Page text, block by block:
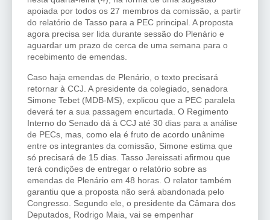
apoiada por todos os 27 membros da comissão, a partir
do relatório de Tasso para a PEC principal. A proposta
agora precisa ser lida durante sessão do Plenário e
aguardar um prazo de cerca de uma semana para o
recebimento de emendas.
Caso haja emendas de Plenário, o texto precisará
retornar à CCJ. A presidente da colegiado, senadora
Simone Tebet (MDB-MS), explicou que a PEC paralela
deverá ter a sua passagem encurtada. O Regimento
Interno do Senado dá à CCJ até 30 dias para a análise
de PECs, mas, como ela é fruto de acordo unânime
entre os integrantes da comissão, Simone estima que
só precisará de 15 dias. Tasso Jereissati afirmou que
terá condições de entregar o relatório sobre as
emendas de Plenário em 48 horas. O relator também
garantiu que a proposta não será abandonada pelo
Congresso. Segundo ele, o presidente da Câmara dos
Deputados, Rodrigo Maia, vai se empenhar